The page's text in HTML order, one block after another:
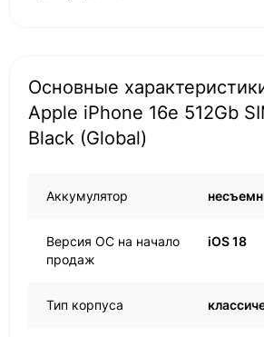
Основные
Apple iPhone 16e 512Gb
Black (Global)
Аккумулятор
Версия ОС на начало
продаж
iOS 18
Тип корпуса